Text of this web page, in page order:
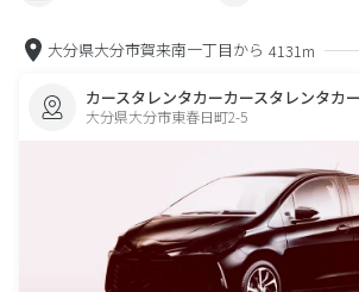
大分県大分市賀来南一丁目から 4131m
カースタレンタカーカースタレンタカ
大分県大分市東春日町2-5